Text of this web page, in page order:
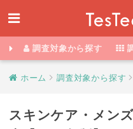
調査対象から探す
ホーム 調査対象から探す
スキンケア・メン